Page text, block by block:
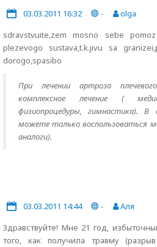
03.03.2011 16:32 -
olga
sdravstvuite,zem mosno sebe
plezevogo sustava,t.k.jivu sa
dorogo,spasibo
При лечении артроза
комплексное лечение (
физиопроцедуры, гимнастика).
можете только воспользоваться
аналоги).
03.03.2011 14:44 -
Аля
Здравствуйте! Мне 21 год,
того, как получила травму